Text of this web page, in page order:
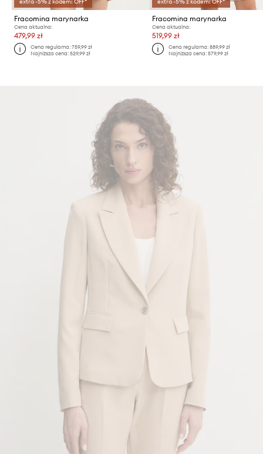
Fracomina marynarka
Cena aktualna:
479,99 zł
Cena regularna:759,99 zł
Najniższa cena:529,99 zł
Fracomina marynarka
Cena aktualna:
519,99 zł
Cena regularna: 889,99 zł
Najniższa cena: 579,99 zł